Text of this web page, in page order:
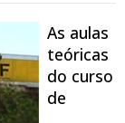
As aulas
teóricas
do curso
de